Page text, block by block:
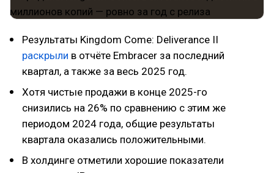
Результаты Kingdom Come: Deliverance II
раскрыли в отчёте Embracer за последний
квартал, а также за весь 2025 год.
Хотя чистые продажи в конце 2025-го
снизились на 26% по сравнению с этим же
периодом 2024 года, общие результаты
квартала оказались положительными.
В холдинге отметили хорошие показатели